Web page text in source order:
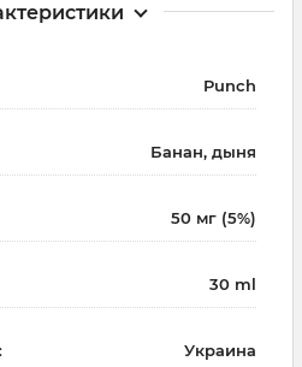
Punch
Банан, дыня
50 мг (5%)
30 ml
Украина